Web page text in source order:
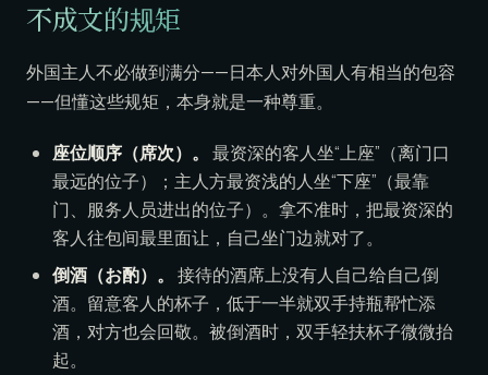
不成文的规矩
外国主人不必做到满分——日本人对外国人有相当的包容
——但懂这些规矩，本身就是一种尊重。
座位顺序（席次）。 最资深的客人坐“上座”（离门口
最远的位子）；主人方最资浅的人坐“下座”（最靠
门、服务人员进出的位子）。拿不准时，把最资深的
客人往包间最里面让，自己坐门边就对了。
倒酒（お酌）。 接待的酒席上没有人自己给自己倒
酒。留意客人的杯子，低于一半就双手持瓶帮忙添
酒，对方也会回敬。被倒酒时，双手轻扶杯子微微抬
起。